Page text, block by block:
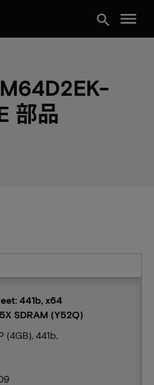
search menu
部品
441b, x64
SDRAM (Y52Q)
(4GB), 441b,